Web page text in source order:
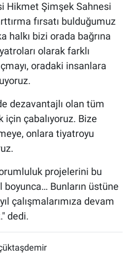
Hikmet Şimşek Sahnesi
fırsatı bulduğumuz
halkı bizi orada bağrına
olarak farklı
oradaki insanlara
dezavantajlı olan tüm
çabalıyoruz. Bize
onlara tiyatroyu
projelerini bu
boyunca… Bunların üstüne
çalışmalarımıza devam
dedi.